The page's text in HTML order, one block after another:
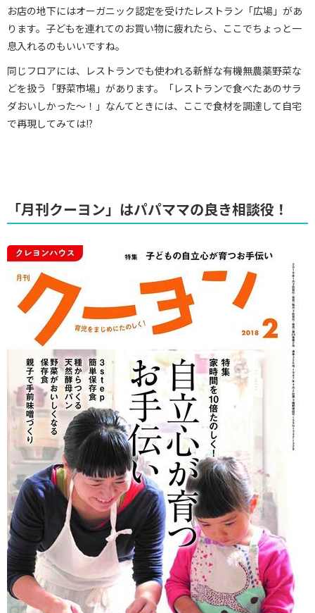
お店の地下にはオーガニック認定を受けたレストラン「広場」があ
ります。子どもを連れてのお買い物に疲れたら、ここでちょっと一
息入れるのもいいですね。
同じフロアには、レストランでも使われる新鮮な有機無農薬野菜な
どを扱う「野菜市場」があります。「レストランで食べたあのサラ
ダおいしかった～！」なんてときには、ここで食材を調達して自宅
で再現してみては!?
「月刊クーヨン」はパパママの良き相談役！